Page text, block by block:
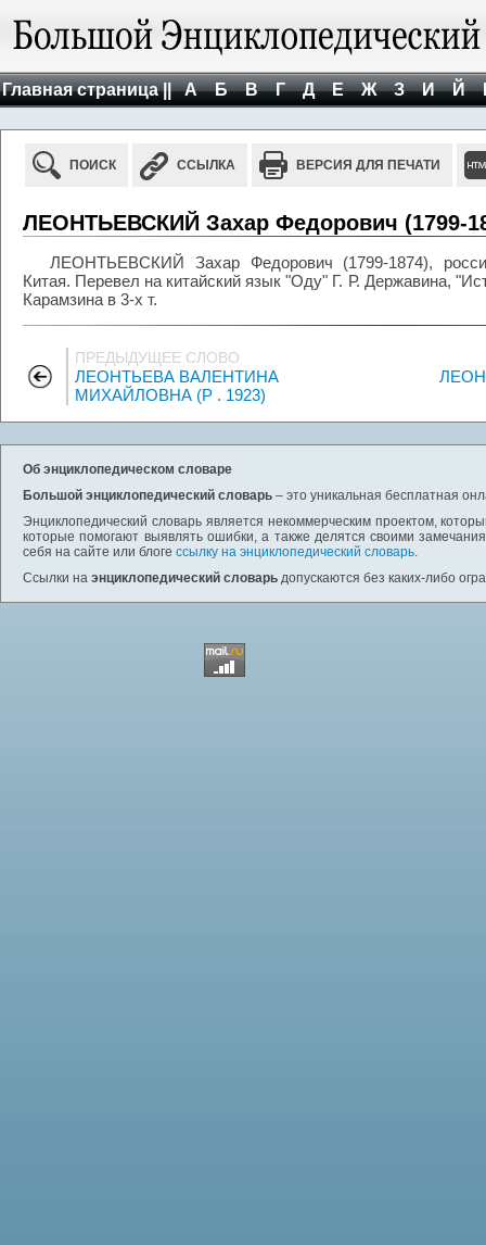
Главная страница || А Б В Г Д Е Ж З И Й
ПОИСК ССЫЛКА ВЕРСИЯ ДЛЯ ПЕЧАТИ
ЛЕОНТЬЕВСКИЙ Захар Федорович (1799-
ЛЕОНТЬЕВСКИЙ Захар Федорович (1799-1874),
Китая. Перевел на китайский язык "Оду" Г. Р. Державина,
Карамзина в 3-х т.
ПРЕДЫДУЩЕЕ СЛОВО
ЛЕОНТЬЕВА ВАЛЕНТИНА
МИХАЙЛОВНА (Р . 1923)
Об энциклопедическом словаре
Большой энциклопедический словарь – это уникальная бесплатная
Энциклопедический словарь является некоммерческим проектом,
которые помогают выявлять ошибки, а также делятся своими
себя на сайте или блоге ссылку на энциклопедический словарь.
Ссылки на энциклопедический словарь допускаются без каких-либо